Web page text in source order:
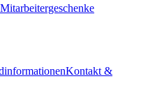
Mitarbeitergeschenke
Kontakt &